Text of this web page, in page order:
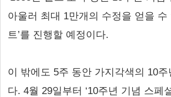
아울러 최대 1만개의 수정을 얻을 수
트’를 진행할 예정이다.
이 밖에도 5주 동안 가지각색의 10
다. 4월 29일부터 ‘10주년 기념 스페